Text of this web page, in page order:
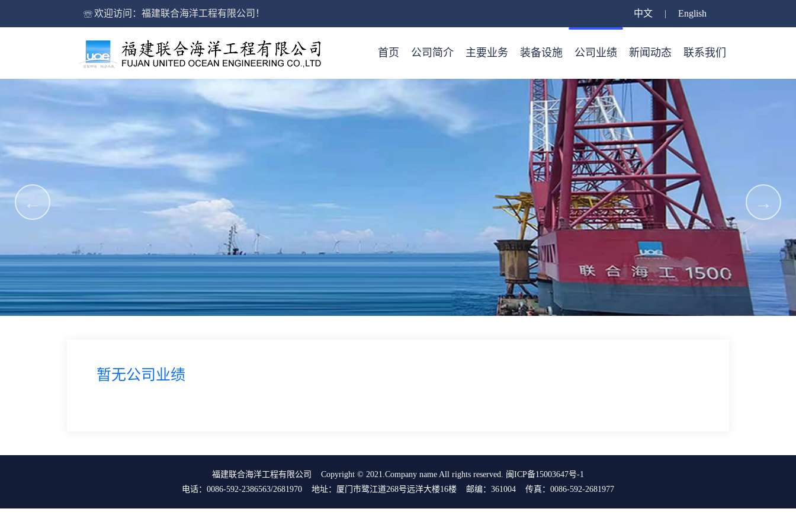
欢迎访问：福建联合海洋工程有限公司！ 中文 | English
首页 公司简介 主要业务 装备设施 公司业绩 新闻动态 联系我们
暂无公司业绩
福建联合海洋工程有限公司 Copyright © 2021.Company name All rights reserved.
闽ICP备15003647号-1
电话：0086-592-2386563/2681970 地址：厦门市鹭江道268号远洋大楼16楼 邮编：361004 传真：0086-592-2681977